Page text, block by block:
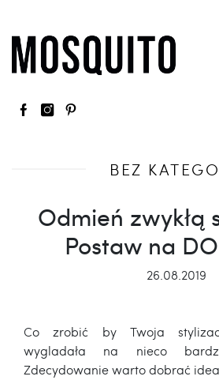
BEZ
Odmień zwykłą
Postaw na
26.08.2019
Co zrobić by Twoja
wygladała na nieco
Zdecydowanie warto dobrać